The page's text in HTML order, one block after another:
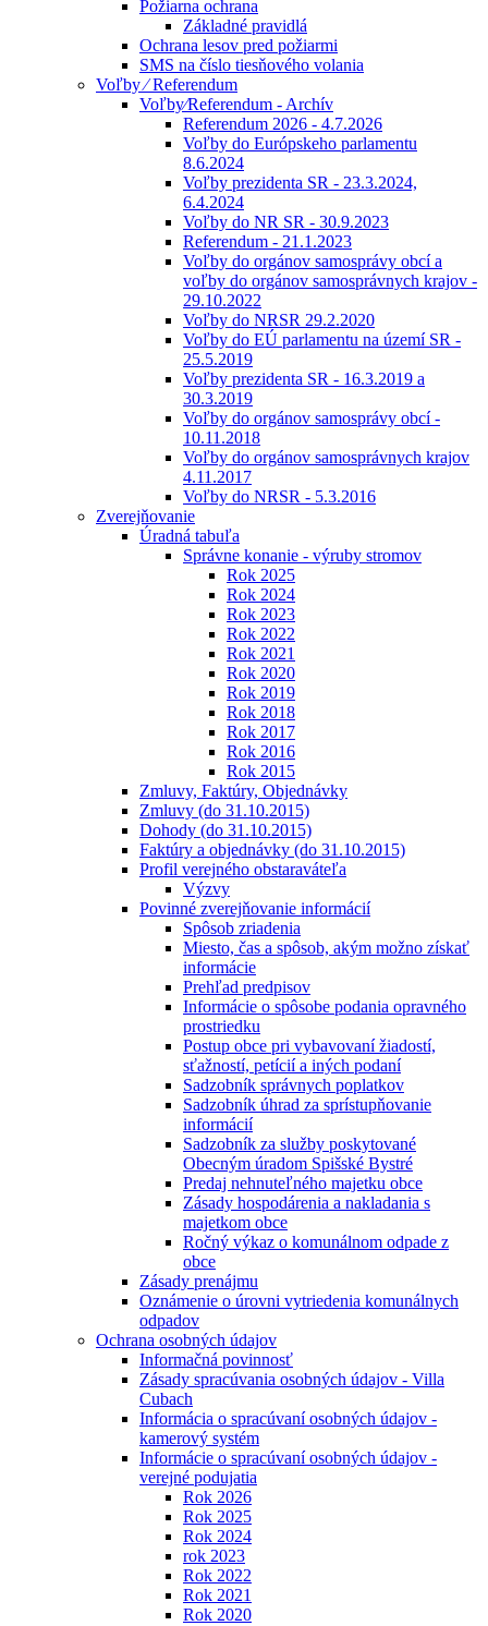
Požiarna ochrana
Základné pravidlá
Ochrana lesov pred požiarmi
SMS na číslo tiesňového volania
Voľby ⁄ Referendum
Voľby⁄Referendum - Archív
Referendum 2026 - 4.7.2026
Voľby do Európskeho parlamentu
8.6.2024
Voľby prezidenta SR - 23.3.2024,
6.4.2024
Voľby do NR SR - 30.9.2023
Referendum - 21.1.2023
Voľby do orgánov samosprávy obcí a
voľby do orgánov samosprávnych krajov -
29.10.2022
Voľby do NRSR 29.2.2020
Voľby do EÚ parlamentu na území SR -
25.5.2019
Voľby prezidenta SR - 16.3.2019 a
30.3.2019
Voľby do orgánov samosprávy obcí -
10.11.2018
Voľby do orgánov samosprávnych krajov
4.11.2017
Voľby do NRSR - 5.3.2016
Zverejňovanie
Úradná tabuľa
Správne konanie - výruby stromov
Rok 2025
Rok 2024
Rok 2023
Rok 2022
Rok 2021
Rok 2020
Rok 2019
Rok 2018
Rok 2017
Rok 2016
Rok 2015
Zmluvy, Faktúry, Objednávky
Zmluvy (do 31.10.2015)
Dohody (do 31.10.2015)
Faktúry a objednávky (do 31.10.2015)
Profil verejného obstaraváteľa
Výzvy
Povinné zverejňovanie informácií
Spôsob zriadenia
Miesto, čas a spôsob, akým možno získať
informácie
Prehľad predpisov
Informácie o spôsobe podania opravného
prostriedku
Postup obce pri vybavovaní žiadostí,
sťažností, petícií a iných podaní
Sadzobník správnych poplatkov
Sadzobník úhrad za sprístupňovanie
informácií
Sadzobník za služby poskytované
Obecným úradom Spišské Bystré
Predaj nehnuteľného majetku obce
Zásady hospodárenia a nakladania s
majetkom obce
Ročný výkaz o komunálnom odpade z
obce
Zásady prenájmu
Oznámenie o úrovni vytriedenia komunálnych
odpadov
Ochrana osobných údajov
Informačná povinnosť
Zásady spracúvania osobných údajov - Villa
Cubach
Informácia o spracúvaní osobných údajov -
kamerový systém
Informácie o spracúvaní osobných údajov -
verejné podujatia
Rok 2026
Rok 2025
Rok 2024
rok 2023
Rok 2022
Rok 2021
Rok 2020